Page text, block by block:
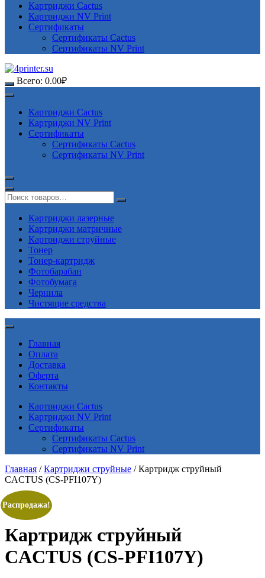
Картриджи Cactus
Картриджи NV Print
Сертификаты
Сертификаты Cactus
Сертификаты NV Print
Всего: 0.00₽
Картриджи Cactus
Картриджи NV Print
Сертификаты
Сертификаты Cactus
Сертификаты NV Print
Картриджи лазерные
Картриджи матричные
Картриджи струйные
Тонер
Тонер-картридж
Фотобарабан
Фотобумага
Чернила
Чистящие средства
Главная
Оплата
Доставка
Оферта
Контакты
Картриджи Cactus
Картриджи NV Print
Сертификаты
Сертификаты Cactus
Сертификаты NV Print
Главная /Картриджи струйные / Картридж струйный
CACTUS (CS-PFI107Y)
Распродажа!
Картридж струйный
CACTUS (CS-PFI107Y)